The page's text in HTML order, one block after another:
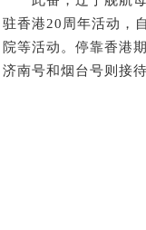
驻香港20周年活动，
院等活动。停靠香港
济南号和烟台号则接